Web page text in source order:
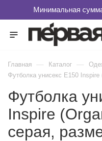
Главная — Каталог —
Футболка унисекс E150 Inspire
Футболка
Inspire
серая,